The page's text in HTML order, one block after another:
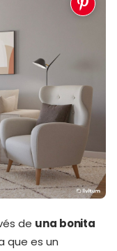
de una bonita
que es un